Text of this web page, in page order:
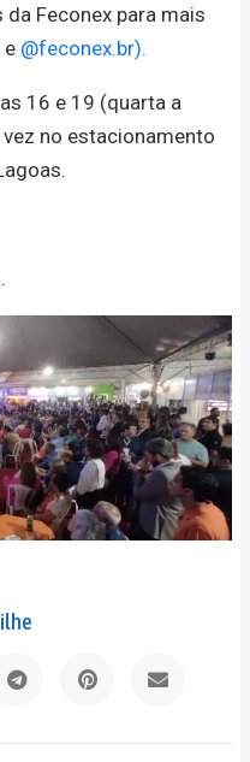
Feconex para mais
e @feconex.br).
16 e 19 (quarta a
no estacionamento